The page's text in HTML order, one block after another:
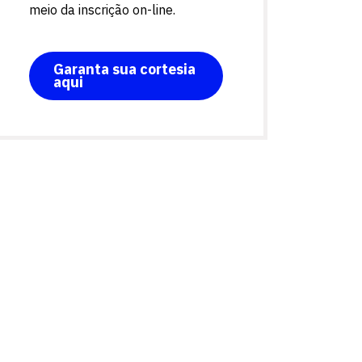
meio da inscrição on-line.
Garanta sua cortesia
aqui